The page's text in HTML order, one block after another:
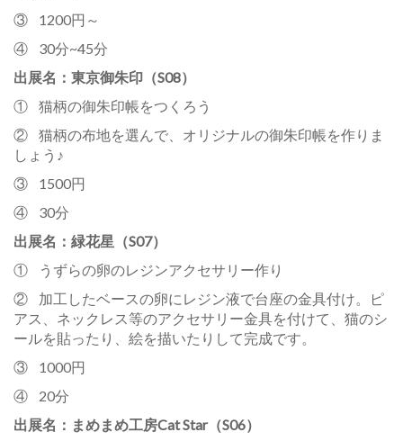
③ 1200円～
④ 30分~45分
出展名：東京御朱印（S08）
① 猫柄の御朱印帳をつくろう
② 猫柄の布地を選んで、オリジナルの御朱印帳を作りま
しょう♪
③ 1500円
④ 30分
出展名：緑花星（S07）
① うずらの卵のレジンアクセサリー作り
② 加工したベースの卵にレジン液で台座の金具付け。ピ
アス、ネックレス等のアクセサリー金具を付けて、猫のシ
ールを貼ったり、絵を描いたりして完成です。
③ 1000円
④ 20分
出展名：まめまめ工房Cat Star（S06）